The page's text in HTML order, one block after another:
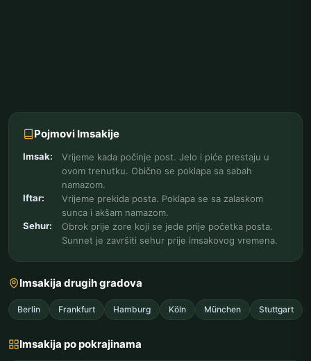
Pojmovi Imsakije
Imsak:
Vrijeme kada počinje post. Jelo i piće prestaju u
ovom trenutku. Obično se poklapa sa sabah
namazom.
Iftar:
Vrijeme prekida posta. Poklapa se sa zalaskom
sunca i akšam namazom.
Sehur:
Obrok prije zore koji se jede prije početka posta.
Sunnet je završiti sehur prije imsakovog vremena.
Imsakija drugih gradova
Berlin Frankfurt Hamburg Köln München Stuttgart
Imsakija po pokrajinama